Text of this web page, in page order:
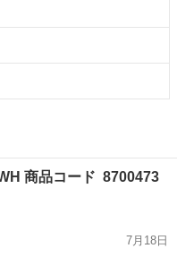
商品コード 8700473
7月18日